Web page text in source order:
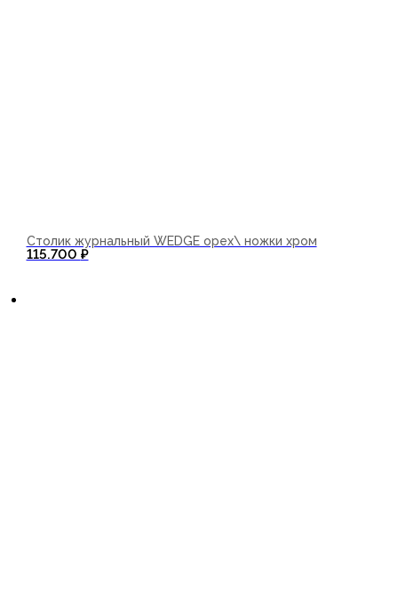
Столик журнальный WEDGE орех\ ножки хром
115.700 ₽